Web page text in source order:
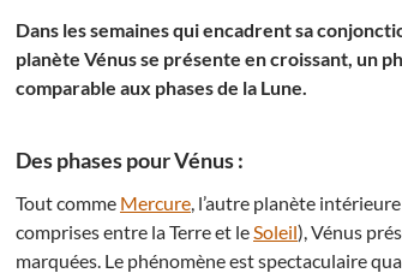
Dans les semaines qui encadrent sa
planète Vénus se présente en croissant, un
comparable aux phases de la Lune.
Des phases pour Vénus :
Tout comme Mercure, l’autre planète
comprises entre la Terre et leSoleil), Vénus
marquées. Le phénomène est spectaculaire